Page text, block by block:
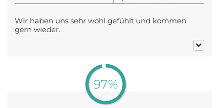
Wir haben uns sehr wohl gefühlt und kommen
gern wieder.
97%